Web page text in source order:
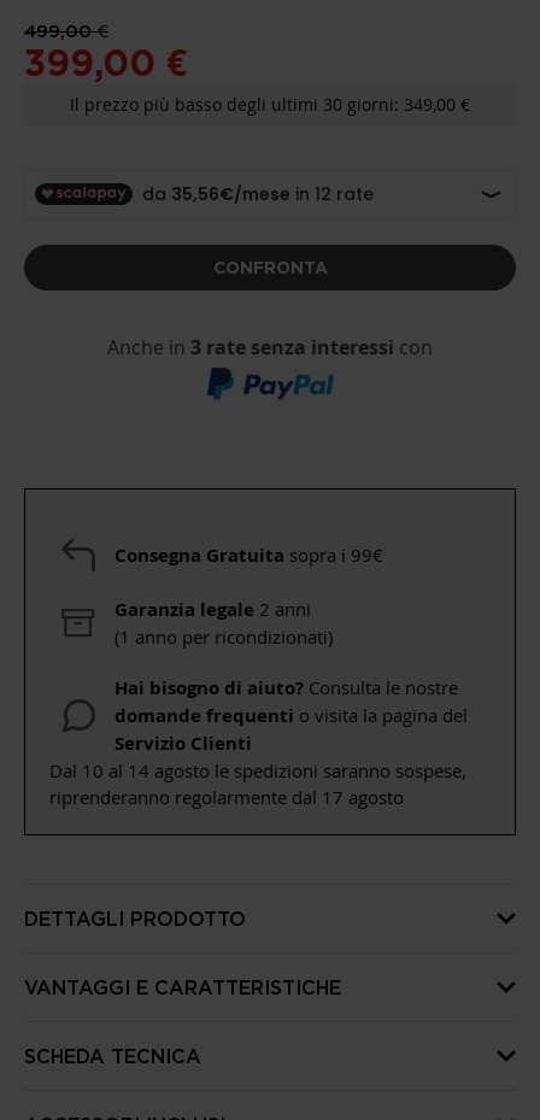
399,00 €
499,00 €
Il prezzo più basso degli ultimi 30 giorni: 349,00 €
CONFRONTA
Anche in 3 rate senza interessi con
Consegna Gratuita sopra i 99€
Garanzia legale 2 anni
(1 anno per ricondizionati)
Hai bisogno di aiuto? Consulta le nostre
domande frequenti o visita la pagina del
Servizio Clienti
Dal 10 al 14 agosto le spedizioni saranno sospese,
riprenderanno regolarmente dal 17 agosto
DETTAGLI PRODOTTO
VANTAGGI E CARATTERISTICHE
SCHEDA TECNICA